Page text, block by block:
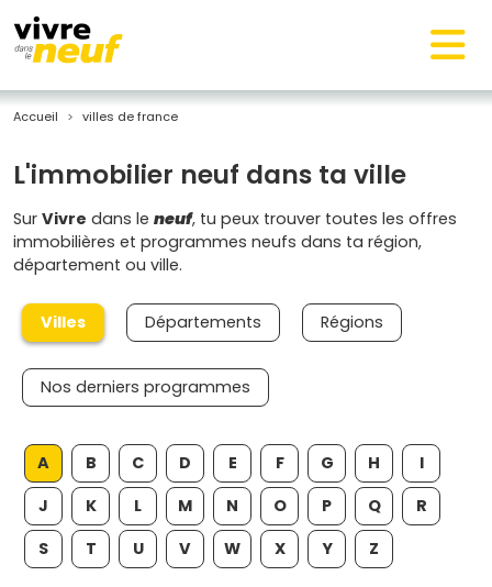
Accueil villes de france
L'immobilier neuf dans ta ville
Sur Vivre dans le neuf, tu peux trouver toutes les offres
immobilières et programmes neufs dans ta région,
département ou ville.
Villes Départements Régions
Nos derniers programmes
A B C D E F G H
I
J
K L M N O P Q
R
S
T U V W X Y Z